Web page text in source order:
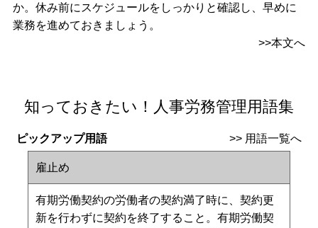
か。休み前にスケジュールをしっかりと確認し、早めに
業務を進めておきましょう。
>>本文へ
知っておきたい！人事労務管理用語集
ピックアップ用語 >> 用語一覧へ
雇止め
有期労働契約の労働者の契約満了時に、契約更
新を行わずに契約を終了すること。有期労働契